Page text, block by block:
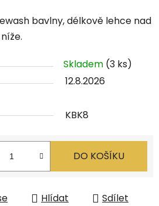
bavlny, délkově lehce nad
Skladem (3 ks)
12.8.2026
KBK8
DO KOŠÍKU
Hlídat Sdílet